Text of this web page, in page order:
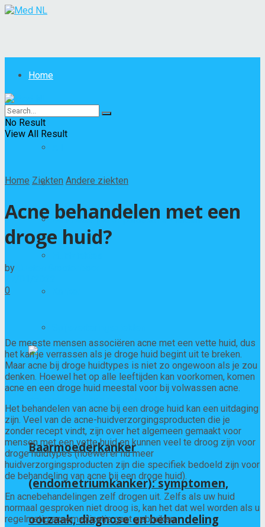
Home
Ziekten
Andere ziekten
Besmettelijke of parasitaire ziekten
Baarmoederkanker
(endometriumkanker): symptomen,
oorzaak, diagnose en behandeling
No Result
View All Result
Home Ziekten Andere ziekten
Acne behandelen met een
droge huid?
by
0
De meeste mensen associëren acne met een vette huid, dus
het kan je verrassen als je droge huid begint uit te breken.
Maar acne bij droge huidtypes is niet zo ongewoon als je zou
denken. Hoewel het op alle leeftijden kan voorkomen, komen
acne en een droge huid meestal voor bij volwassen acne.
Het behandelen van acne bij een droge huid kan een uitdaging
zijn. Veel van de acne-huidverzorgingsproducten die je
zonder recept vindt, zijn over het algemeen gemaakt voor
mensen met een vette huid en kunnen veel te droog zijn voor
droge huidtypes (hoewel er nu meer
huidverzorgingsproducten zijn die specifiek bedoeld zijn voor
de behandeling van acne bij een droge huid).
En acnebehandelingen zelf drogen uit. Zelfs als uw huid
normaal gesproken niet droog is, kan het dat wel worden als u
regelmatig acnemedicatie gaat gebruiken.